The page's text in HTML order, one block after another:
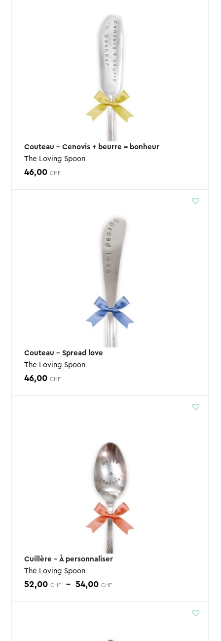
Couteau – Cenovis + beurre = bonheur
The Loving Spoon
46,00 CHF
Couteau – Spread love
The Loving Spoon
46,00 CHF
Cuillère – À personnaliser
The Loving Spoon
52,00 CHF – 54,00 CHFPlage